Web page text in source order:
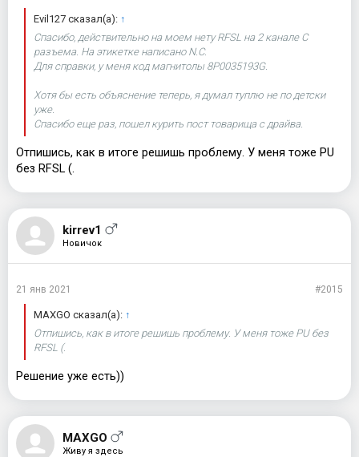
Evil127 сказал(а): ↑
Спасибо, действительно на моем нету RFSL на 2 канале C
разъема. На этикетке написано N.C.
Для справки, у меня код магнитолы 8P0035193G.
Хотя бы есть объяснение теперь, я думал туплю не по детски
уже.
Спасибо еще раз, пошел курить пост товарища с драйва.
Отпишись, как в итоге решишь проблему. У меня тоже PU
без RFSL (.
kirrev1
Новичок
#2015
21 янв 2021
MAXGO сказал(а): ↑
Отпишись, как в итоге решишь проблему. У меня тоже PU без
RFSL (.
Решение уже есть))
MAXGO
Живу я здесь